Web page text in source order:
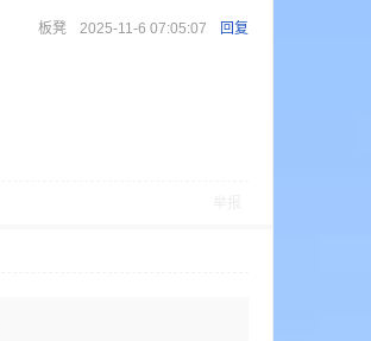
板凳 2025-11-6 07:05:07 回复